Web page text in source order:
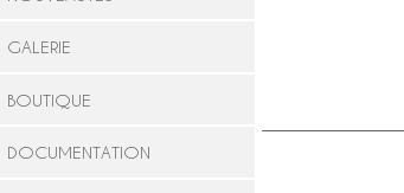
GALERIE
BOUTIQUE
DOCUMENTATION